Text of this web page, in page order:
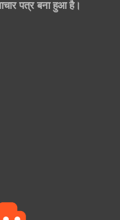
पत्र बना हुआ है।